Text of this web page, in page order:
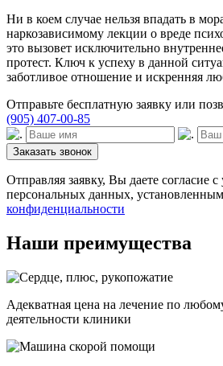
Ни в коем случае нельзя впадать в
наркозависимому лекции о вреде
это вызовет исключительно
протест. Ключ к успеху в данной
заботливое отношение и искренняя
Отправьте бесплатную заявку или
(905) 407-00-85
Заказать звонок
Отправляя заявку, Вы даете согласие
персональных данных,
конфиденциальности
Наши преимущества
Адекватная цена на лечение по
деятельности клиники